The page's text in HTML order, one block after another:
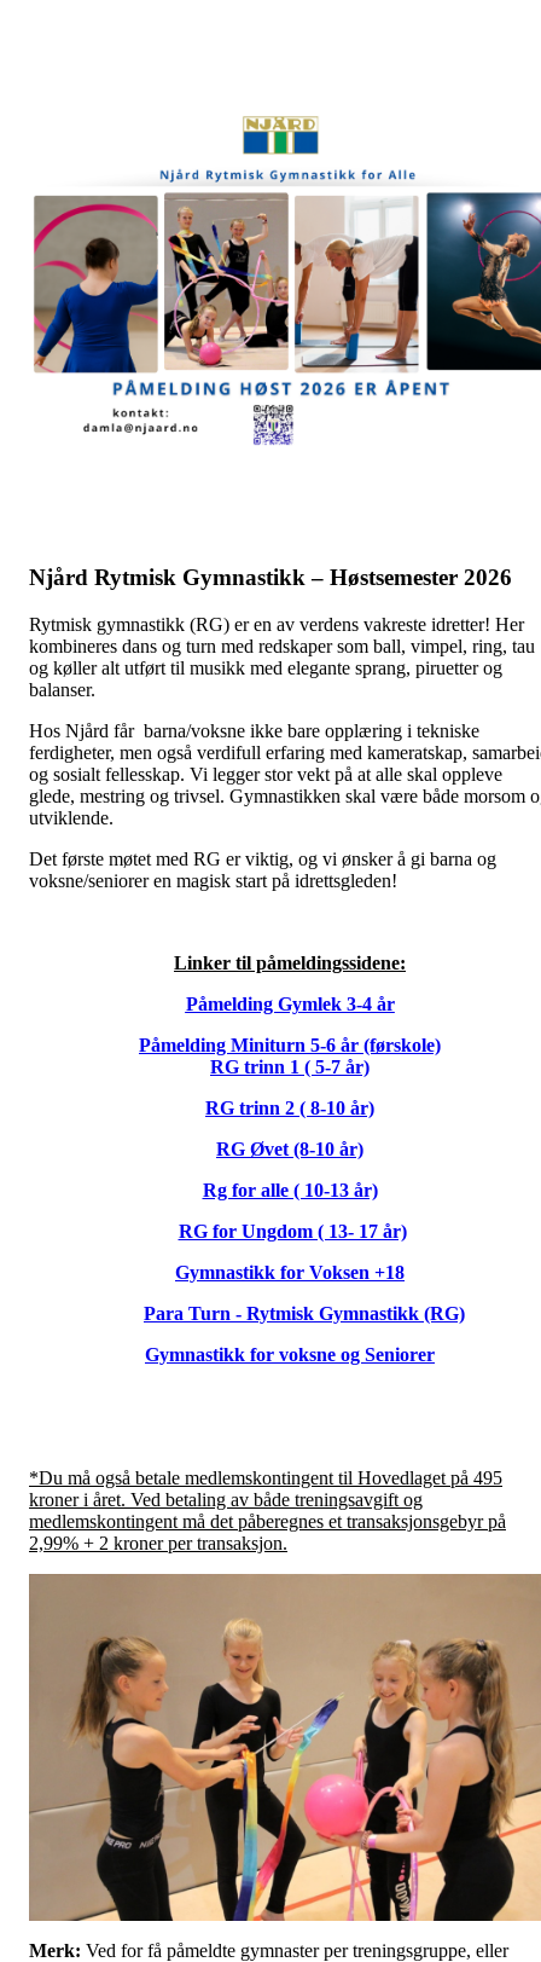
Njård Rytmisk Gymnastikk – Høstsemester 2026
Rytmisk gymnastikk (RG) er en av verdens vakreste idretter! Her
kombineres dans og turn med redskaper som ball, vimpel, ring, tau
og køller alt utført til musikk med elegante sprang, piruetter og
balanser.
Hos Njård får barna/voksne ikke bare opplæring i tekniske
ferdigheter, men også verdifull erfaring med kameratskap,
og sosialt fellesskap. Vi legger stor vekt på at alle skal oppleve
glede, mestring og trivsel. Gymnastikken skal være både morsom
utviklende.
Det første møtet med RG er viktig, og vi ønsker å gi barna og
voksne/seniorer en magisk start på idrettsgleden!
Linker til påmeldingssidene:
Påmelding Gymlek 3-4 år
Påmelding Miniturn 5-6 år (førskole)
RG trinn 1 ( 5-7 år)
RG trinn 2 ( 8-10 år)
RG Øvet (8-10 år)
Rg for alle ( 10-13 år)
RG for Ungdom ( 13- 17 år)
Gymnastikk for Voksen +18
Para Turn - Rytmisk Gymnastikk (RG)
Gymnastikk for voksne og Seniorer
*Du må også betale medlemskontingent til Hovedlaget på 495
kroner i året. Ved betaling av både treningsavgift og
medlemskontingent må det påberegnes et transaksjonsgebyr på
2,99% + 2 kroner per transaksjon.
Merk: Ved for få påmeldte gymnaster per treningsgruppe, eller